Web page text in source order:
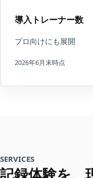
導入トレーナー数
プロ向けにも展開
2026年6月末時点
SERVICES
記録体験を、